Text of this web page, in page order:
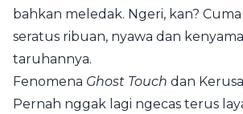
bahkan meledak. Ngeri, kan?
seratus ribuan, nyawa dan
taruhannya.
Fenomena Ghost Touch dan
Pernah nggak lagi ngecas terus